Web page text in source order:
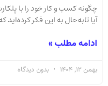
آیا تا‌به‌حال به این فکر کرده‌اید
ادامه مطلب »
بهمن 12, 1404 بدون دیدگاه